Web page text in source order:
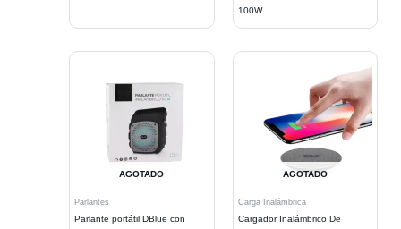
100W.
AGOTADO
Parlantes
Parlante portátil DBlue con
AGOTADO
Carga Inalámbrica
Cargador Inalámbrico De